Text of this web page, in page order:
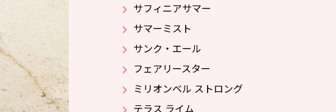
サフィニアサマー
サマーミスト
サンク・エール
フェアリースター
ミリオンベル ストロング
テラス ライム